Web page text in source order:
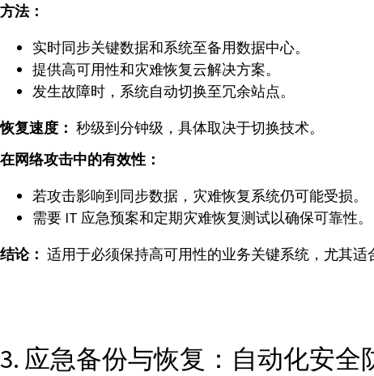
方法：
实时同步关键数据和系统至备用数据中心。
提供高可用性和灾难恢复云解决方案。
发生故障时，系统自动切换至冗余站点。
恢复速度： 秒级到分钟级，具体取决于切换技术。
在网络攻击中的有效性：
若攻击影响到同步数据，灾难恢复系统仍可能受损。
需要 IT 应急预案和定期灾难恢复测试以确保可靠性。
结论： 适用于必须保持高可用性的业务关键系统，尤其适
3. 应急备份与恢复：自动化安全